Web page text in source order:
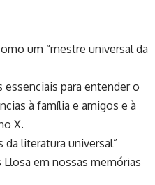
um “mestre universal da
para entender o
à família e amigos e à
X.
literatura universal”
em nossas memórias